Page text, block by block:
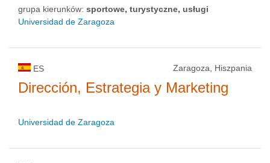
grupa kierunków: sportowe, turystyczne, usługi
Universidad de Zaragoza
ES Zaragoza, Hiszpania
Dirección, Estrategia y Marketing
Universidad de Zaragoza